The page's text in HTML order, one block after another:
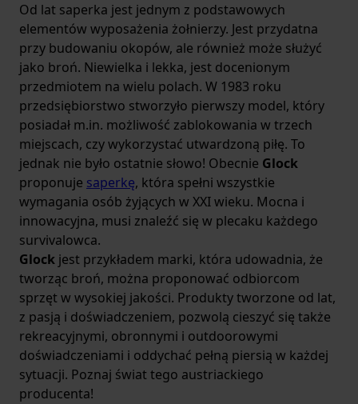
Od lat saperka jest jednym z podstawowych
elementów wyposażenia żołnierzy. Jest przydatna
przy budowaniu okopów, ale również może służyć
jako broń. Niewielka i lekka, jest docenionym
przedmiotem na wielu polach. W 1983 roku
przedsiębiorstwo stworzyło pierwszy model, który
posiadał m.in. możliwość zablokowania w trzech
miejscach, czy wykorzystać utwardzoną piłę. To
jednak nie było ostatnie słowo! Obecnie Glock
proponuje saperkę, która spełni wszystkie
wymagania osób żyjących w XXI wieku. Mocna i
innowacyjna, musi znaleźć się w plecaku każdego
survivalowca.
Glock jest przykładem marki, która udowadnia, że
tworząc broń, można proponować odbiorcom
sprzęt w wysokiej jakości. Produkty tworzone od lat,
z pasją i doświadczeniem, pozwolą cieszyć się także
rekreacyjnymi, obronnymi i outdoorowymi
doświadczeniami i oddychać pełną piersią w każdej
sytuacji. Poznaj świat tego austriackiego
producenta!